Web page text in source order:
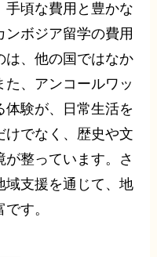
手頃な費用と豊かな
ボジア留学の費用
は、他の国ではなか
、アンコールワッ
体験が、日常生活を
けでなく、歴史や文
整っています。さ
域支援を通じて、地
す。